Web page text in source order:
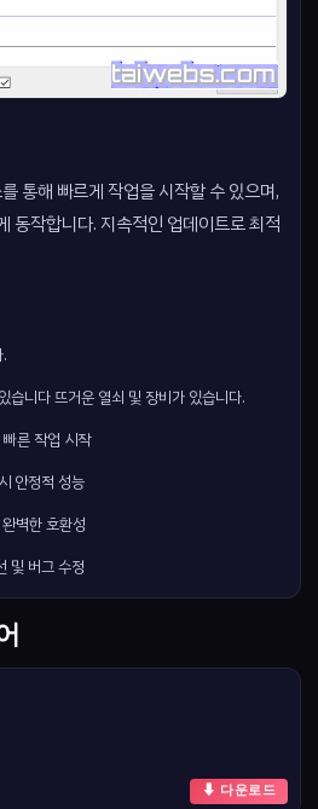
통해 빠르게 작업을 시작할 수 있으며,
동작합니다. 지속적인 업데이트로 최적
습니다 뜨거운 열쇠 및 장비가 있습니다.
른 작업 시작
안정적 성능
벽한 호환성
및 버그 수정
⬇ 다운로드